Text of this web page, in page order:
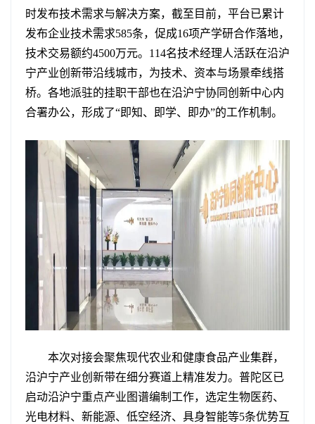
时发布技术需求与解决方案，截至目前，平台已累计
发布企业技术需求585条，促成16项产学研合作落地，
技术交易额约4500万元。114名技术经理人活跃在沿沪
宁产业创新带沿线城市，为技术、资本与场景牵线搭
桥。各地派驻的挂职干部也在沿沪宁协同创新中心内
合署办公，形成了“即知、即学、即办”的工作机制。
本次对接会聚焦现代农业和健康食品产业集群，
沿沪宁产业创新带在细分赛道上精准发力。普陀区已
启动沿沪宁重点产业图谱编制工作，选定生物医药、
光电材料、新能源、低空经济、具身智能等5条优势互